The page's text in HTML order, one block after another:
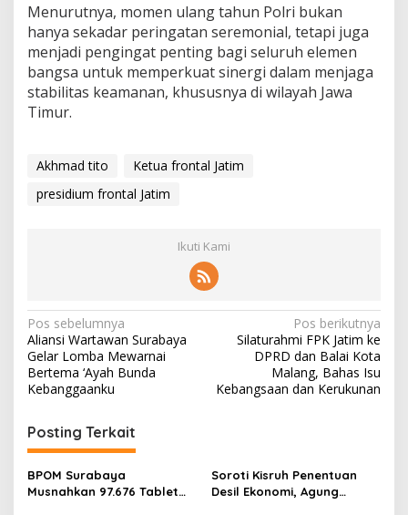
Menurutnya, momen ulang tahun Polri bukan
hanya sekadar peringatan seremonial, tetapi juga
menjadi pengingat penting bagi seluruh elemen
bangsa untuk memperkuat sinergi dalam menjaga
stabilitas keamanan, khususnya di wilayah Jawa
Timur.
Akhmad tito
Ketua frontal Jatim
presidium frontal Jatim
Ikuti Kami
N
a
v
i
g
a
s
i
Pos sebelumnya
Aliansi Wartawan Surabaya
Gelar Lomba Mewarnai
Bertema ‘Ayah Bunda
Kebanggaanku
Pos berikutnya
Silaturahmi FPK Jatim ke
DPRD dan Balai Kota
Malang, Bahas Isu
Kebangsaan dan Kerukunan
Posting Terkait
BPOM Surabaya
Musnahkan 97.676 Tablet
Soroti Kisruh Penentuan
Desil Ekonomi, Agung